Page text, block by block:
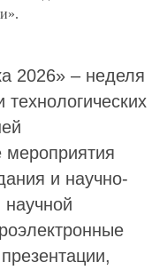
2026» – неделя
технологических
и научно-
научной